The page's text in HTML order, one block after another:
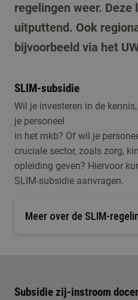
regelingen weer.
uitputtend. Ook
bijvoorbeeld via het
SLIM-subsidie
Wil je investeren in de
je personeel
in het mkb? Of wil je
cruciale sector, zoals zorg,
opleiding geven? Hiervoor
SLIM-subsidie aanvragen.
Meer over de SLIM-
Subsidie zij-instroom